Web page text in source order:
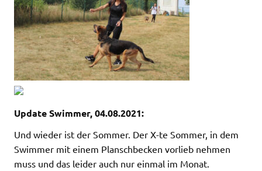
Update Swimmer, 04.08.2021:
Und wieder ist der Sommer. Der X-te Sommer, in dem
Swimmer mit einem Planschbecken vorlieb nehmen
muss und das leider auch nur einmal im Monat.